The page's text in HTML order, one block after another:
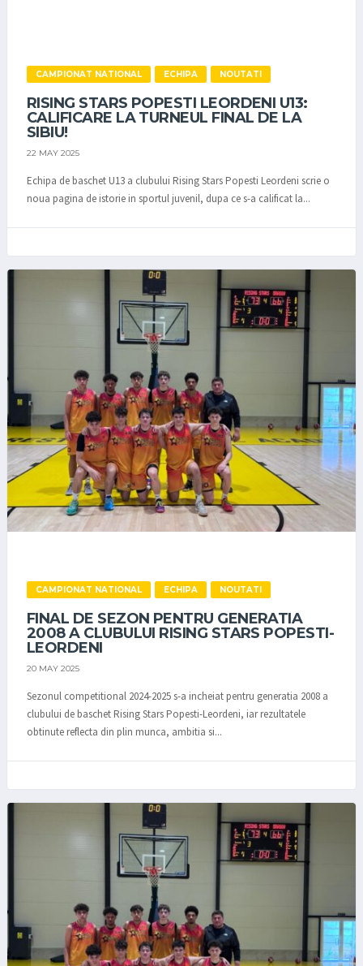
CAMPIONAT NATIONAL ECHIPA NOUTATI
RISING STARS POPESTI LEORDENI U13:
CALIFICARE LA TURNEUL FINAL DE LA
SIBIU!
22 MAY 2025
Echipa de baschet U13 a clubului Rising Stars Popesti Leordeni scrie o
noua pagina de istorie in sportul juvenil, dupa ce s-a calificat la...
CAMPIONAT NATIONAL ECHIPA NOUTATI
FINAL DE SEZON PENTRU GENERATIA
2008 A CLUBULUI RISING STARS POPESTI-
LEORDENI
20 MAY 2025
Sezonul competitional 2024-2025 s-a incheiat pentru generatia 2008 a
clubului de baschet Rising Stars Popesti-Leordeni, iar rezultatele
obtinute reflecta din plin munca, ambitia si...